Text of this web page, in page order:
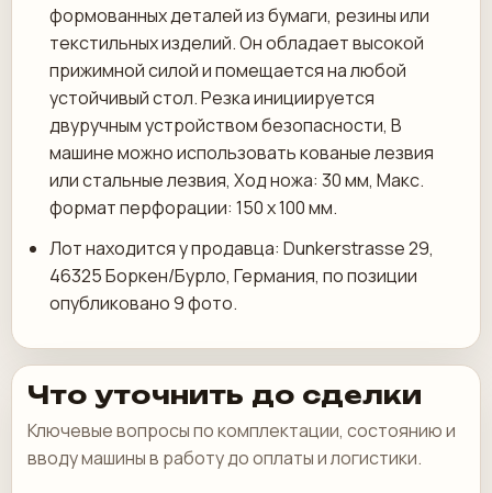
формованных деталей из бумаги, резины или
текстильных изделий. Он обладает высокой
прижимной силой и помещается на любой
устойчивый стол. Резка инициируется
двуручным устройством безопасности, В
машине можно использовать кованые лезвия
или стальные лезвия, Ход ножа: 30 мм, Макс.
формат перфорации: 150 х 100 мм.
Лот находится у продавца: Dunkerstrasse 29,
46325 Боркен/Бурло, Германия, по позиции
опубликовано 9 фото.
Что уточнить до сделки
Ключевые вопросы по комплектации, состоянию и
вводу машины в работу до оплаты и логистики.